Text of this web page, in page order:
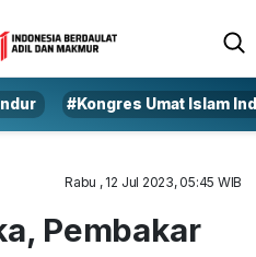
#Kongres Umat Islam
Rabu , 12 Jul 2023, 05:45 WIB
Pembakar